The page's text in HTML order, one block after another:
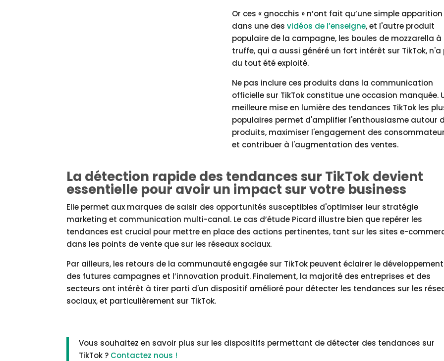
Or ces « gnocchis » n’ont fait qu’une simple apparition
dans une desvidéos de l’enseigne, et l'autre produit
populaire de la campagne, les boules de mozzarella à
truffe, qui a aussi généré un fort intérêt sur TikTok, n'a
du tout été exploité.
Ne pas inclure ces produits dans la communication
officielle sur TikTok constitue une occasion manquée.
meilleure mise en lumière des tendances TikTok les
populaires permet d'amplifier l'enthousiasme autour
produits, maximiser l'engagement des
et contribuer à l'augmentation des ventes.
La détection rapide des tendances sur TikTok devient
essentielle pour avoir un impact sur votre business
Elle permet aux marques de saisir des opportunités susceptibles d'optimiser leur stratégie
marketing et communication multi-canal. Le cas d’étude Picard illustre bien que repérer les
tendances est crucial pour mettre en place des actions pertinentes, tant sur les sites e-
dans les points de vente que sur les réseaux sociaux.
Par ailleurs, les retours de la communauté engagée sur TikTok peuvent éclairer le développement
des futures campagnes et l’innovation produit. Finalement, la majorité des entreprises et des
secteurs ont intérêt à tirer parti d'un dispositif amélioré pour détecter les tendances sur les
sociaux, et particulièrement sur TikTok.
Vous souhaitez en savoir plus sur les dispositifs permettant de détecter des tendances sur
TikTok ? Contactez nous !